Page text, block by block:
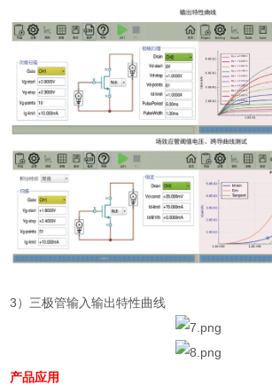
3）三极管输入输出特性曲线
产品应用